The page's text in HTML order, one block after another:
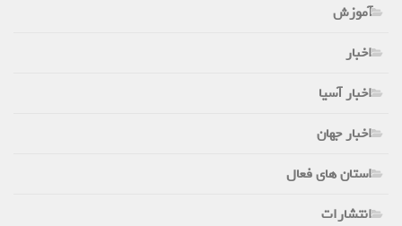
آموزش
اخبار
اخبار آسیا
اخبار جهان
استان های فعال
انتشارات